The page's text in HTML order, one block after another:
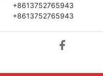
+8613752765943
+8613752765943